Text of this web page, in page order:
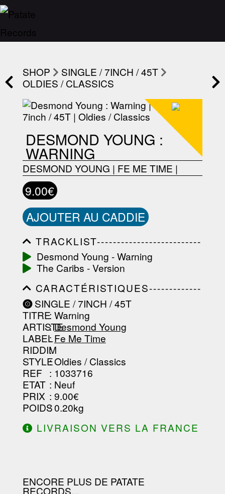
SHOP
SINGLE / 7INCH / 45T
OLDIES / CLASSICS
DESMOND YOUNG :
WARNING
DESMOND YOUNG | FE ME TIME |
9.00€
AJOUTER AU CADDIE
TRACKLIST--------------------------
-----------------------------------------
-----------------------------------------
-----------------------------------------
-------------------
Desmond Young - Warning
The Caribs - Version
CARACTÉRISTIQUES-------------
-----------------------------------------
-----------------------------------------
-----------------------------------------
-----------------------------------------
--------------------------------
SINGLE / 7INCH / 45T
TITRE: Warning
ARTISTE
:Desmond Young
LABEL
:Fe Me Time
RIDDIM
:
STYLE: Oldies / Classics
REF : 1033716
ETAT : Neuf
PRIX : 9.00€
POIDS: 0.20kg
LIVRAISON VERS LA FRANCE
ENCORE PLUS DE PATATE
RECORDS...